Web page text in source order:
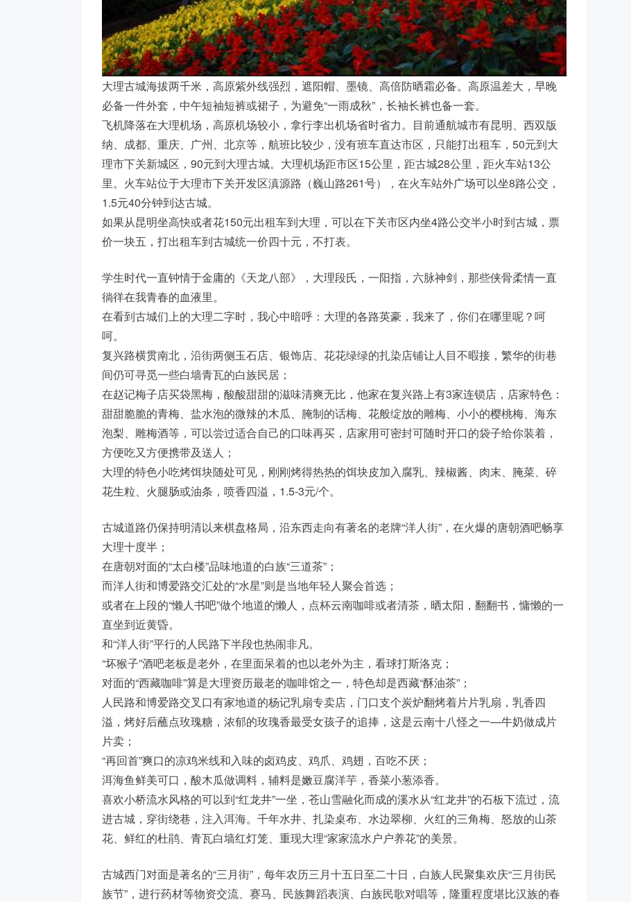
大理古城海拔两千米，高原紫外线强烈，遮阳帽、墨镜、高倍防晒霜必备。高原温差大，早晚
必备一件外套，中午短袖短裤或裙子，为避免“一雨成秋”，长袖长裤也备一套。
飞机降落在大理机场，高原机场较小，拿行李出机场省时省力。目前通航城市有昆明、西双版
纳、成都、重庆、广州、北京等，航班比较少，没有班车直达市区，只能打出租车，50元到大
理市下关新城区，90元到大理古城。大理机场距市区15公里，距古城28公里，距火车站13公
里。火车站位于大理市下关开发区滇源路（巍山路261号），在火车站外广场可以坐8路公交，
1.5元40分钟到达古城。
如果从昆明坐高快或者花150元出租车到大理，可以在下关市区内坐4路公交半小时到古城，票
价一块五，打出租车到古城统一价四十元，不打表。
学生时代一直钟情于金庸的《天龙八部》，大理段氏，一阳指，六脉神剑，那些侠骨柔情一直
徜徉在我青春的血液里。
在看到古城们上的大理二字时，我心中暗呼：大理的各路英豪，我来了，你们在哪里呢？呵
呵。
复兴路横贯南北，沿街两侧玉石店、银饰店、花花绿绿的扎染店铺让人目不暇接，繁华的街巷
间仍可寻觅一些白墙青瓦的白族民居；
在赵记梅子店买袋黑梅，酸酸甜甜的滋味清爽无比，他家在复兴路上有3家连锁店，店家特色：
甜甜脆脆的青梅、盐水泡的微辣的木瓜、腌制的话梅、花般绽放的雕梅、小小的樱桃梅、海东
泡梨、雕梅酒等，可以尝过适合自己的口味再买，店家用可密封可随时开口的袋子给你装着，
方便吃又方便携带及送人；
大理的特色小吃烤饵块随处可见，刚刚烤得热热的饵块皮加入腐乳、辣椒酱、肉末、腌菜、碎
花生粒、火腿肠或油条，喷香四溢，1.5-3元/个。
古城道路仍保持明清以来棋盘格局，沿东西走向有著名的老牌“洋人街”，在火爆的唐朝酒吧畅享
大理十度半；
在唐朝对面的“太白楼”品味地道的白族“三道茶”；
而洋人街和博爱路交汇处的“水星”则是当地年轻人聚会首选；
或者在上段的“懒人书吧”做个地道的懒人，点杯云南咖啡或者清茶，晒太阳，翻翻书，慵懒的一
直坐到近黄昏。
和“洋人街”平行的人民路下半段也热闹非凡。
“坏猴子”酒吧老板是老外，在里面呆着的也以老外为主，看球打斯洛克；
对面的“西藏咖啡”算是大理资历最老的咖啡馆之一，特色却是西藏“酥油茶”；
人民路和博爱路交叉口有家地道的杨记乳扇专卖店，门口支个炭炉翻烤着片片乳扇，乳香四
溢，烤好后蘸点玫瑰糖，浓郁的玫瑰香最受女孩子的追捧，这是云南十八怪之一—牛奶做成片
片卖；
“再回首”爽口的凉鸡米线和入味的卤鸡皮、鸡爪、鸡翅，百吃不厌；
洱海鱼鲜美可口，酸木瓜做调料，辅料是嫩豆腐洋芋，香菜小葱添香。
喜欢小桥流水风格的可以到“红龙井”一坐，苍山雪融化而成的溪水从“红龙井”的石板下流过，流
进古城，穿街绕巷，注入洱海。千年水井、扎染桌布、水边翠柳、火红的三角梅、怒放的山茶
花、鲜红的杜鹃、青瓦白墙红灯笼、重现大理“家家流水户户养花”的美景。
古城西门对面是著名的“三月街”，每年农历三月十五日至二十日，白族人民聚集欢庆“三月街民
族节”，进行药材等物资交流、赛马、民族舞蹈表演、白族民歌对唱等，隆重程度堪比汉族的春